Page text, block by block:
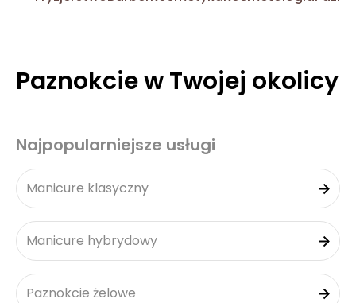
Paznokcie w Twojej okolicy
Najpopularniejsze usługi
Manicure klasyczny
Manicure hybrydowy
Paznokcie żelowe